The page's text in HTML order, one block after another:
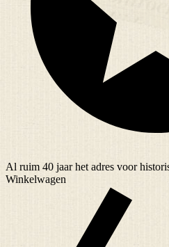
Al ruim 40 jaarhet adres voor
Winkelwagen